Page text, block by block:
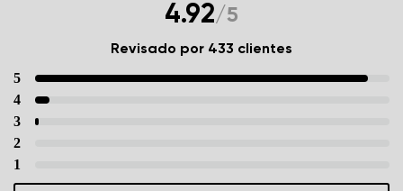
4.92/5
Revisado por 433 clientes
5
4
3
2
1